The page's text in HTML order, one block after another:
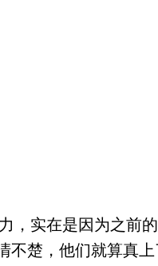
实在是因为之前
不楚，他们就算真